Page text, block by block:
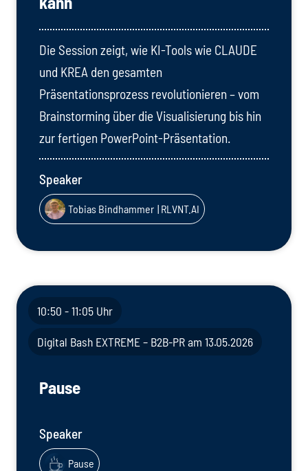
Die Session zeigt, wie KI-Tools wie CLAUDE
und KREA den gesamten
Präsentationsprozess revolutionieren – vom
Brainstorming über die Visualisierung bis hin
zur fertigen PowerPoint-Präsentation.
Speaker
Tobias Bindhammer | RLVNT.AI
10:50 - 11:05 Uhr
Digital Bash EXTREME – B2B-PR am 13.05.2026
Pause
Speaker
Pause